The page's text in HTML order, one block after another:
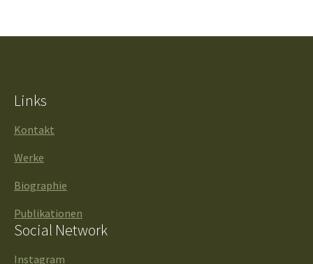
Links
Kontakt
Werke
Biographie
Publikationen
Social Network
Instagram